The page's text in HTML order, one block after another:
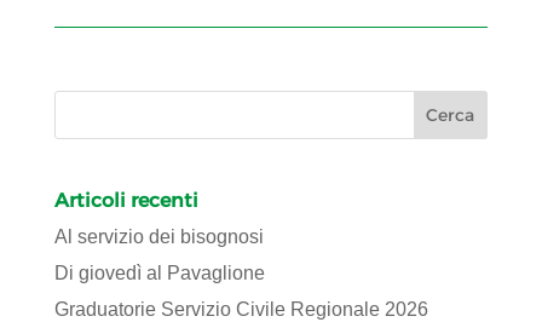
Articoli recenti
Al servizio dei bisognosi
Di giovedì al Pavaglione
Graduatorie Servizio Civile Regionale 2026